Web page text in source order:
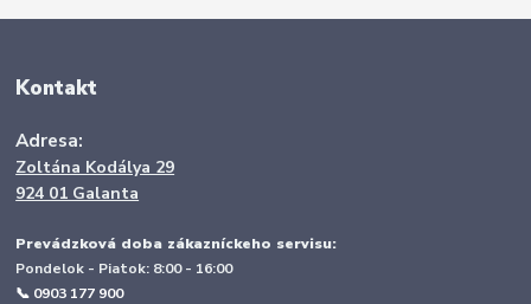
Kontakt
Adresa:
Zoltána Kodálya 29
924 01 Galanta
Prevádzková doba zákazníckeho servisu:
Pondelok - Piatok: 8:00 - 16:00
📞 0903 177 900